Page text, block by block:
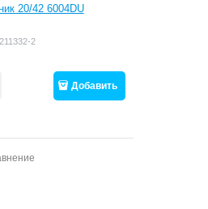
20/42 6004DU
211332-2
Добавить